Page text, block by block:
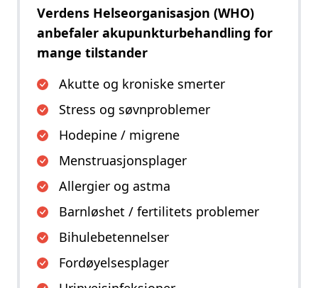
Verdens Helseorganisasjon (WHO)
anbefaler akupunkturbehandling for
mange tilstander
Akutte og kroniske smerter
Stress og søvnproblemer
Hodepine / migrene
Menstruasjonsplager
Allergier og astma
Barnløshet / fertilitets problemer
Bihulebetennelser
Fordøyelsesplager